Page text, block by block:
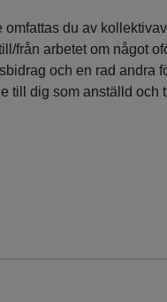
omfattas du av
från arbetet om något
och en rad andra
till dig som anställd och